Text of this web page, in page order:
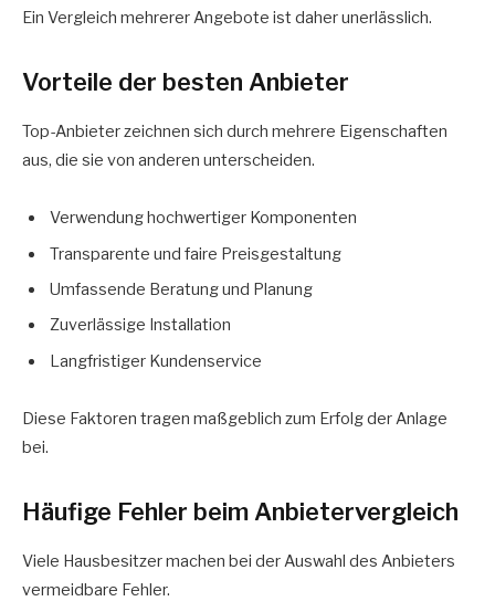
Ein Vergleich mehrerer Angebote ist daher unerlässlich.
Vorteile der besten Anbieter
Top-Anbieter zeichnen sich durch mehrere Eigenschaften
aus, die sie von anderen unterscheiden.
Verwendung hochwertiger Komponenten
Transparente und faire Preisgestaltung
Umfassende Beratung und Planung
Zuverlässige Installation
Langfristiger Kundenservice
Diese Faktoren tragen maßgeblich zum Erfolg der Anlage
bei.
Häufige Fehler beim Anbietervergleich
Viele Hausbesitzer machen bei der Auswahl des Anbieters
vermeidbare Fehler.